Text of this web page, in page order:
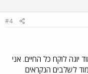
#4
יוגה לוקח כל החיים. אני
לשלבים הנקראים